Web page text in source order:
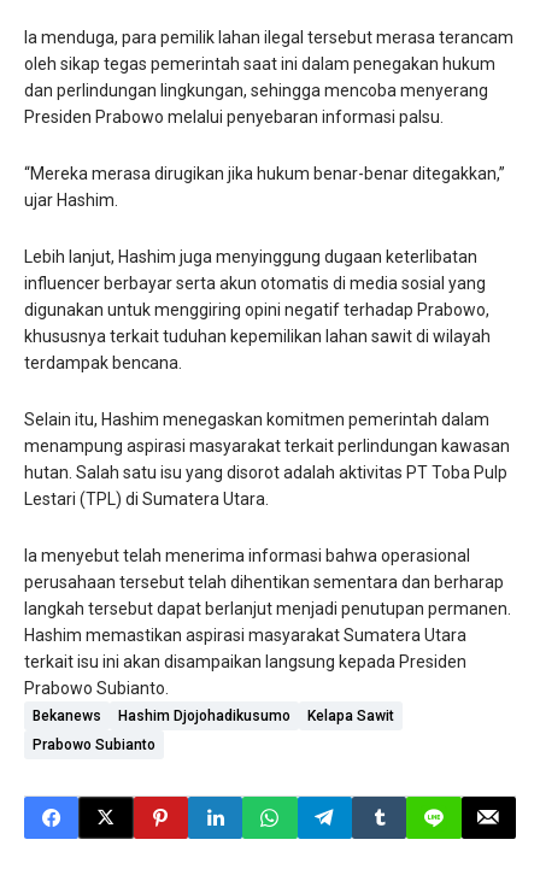
Ia menduga, para pemilik lahan ilegal tersebut merasa terancam
oleh sikap tegas pemerintah saat ini dalam penegakan hukum
dan perlindungan lingkungan, sehingga mencoba menyerang
Presiden Prabowo melalui penyebaran informasi palsu.
“Mereka merasa dirugikan jika hukum benar-benar ditegakkan,”
ujar Hashim.
Lebih lanjut, Hashim juga menyinggung dugaan keterlibatan
influencer berbayar serta akun otomatis di media sosial yang
digunakan untuk menggiring opini negatif terhadap Prabowo,
khususnya terkait tuduhan kepemilikan lahan sawit di wilayah
terdampak bencana.
Selain itu, Hashim menegaskan komitmen pemerintah dalam
menampung aspirasi masyarakat terkait perlindungan kawasan
hutan. Salah satu isu yang disorot adalah aktivitas PT Toba Pulp
Lestari (TPL) di Sumatera Utara.
Ia menyebut telah menerima informasi bahwa operasional
perusahaan tersebut telah dihentikan sementara dan berharap
langkah tersebut dapat berlanjut menjadi penutupan permanen.
Hashim memastikan aspirasi masyarakat Sumatera Utara
terkait isu ini akan disampaikan langsung kepada Presiden
Prabowo Subianto.
Bekanews Hashim Djojohadikusumo
Kelapa Sawit
Prabowo Subianto